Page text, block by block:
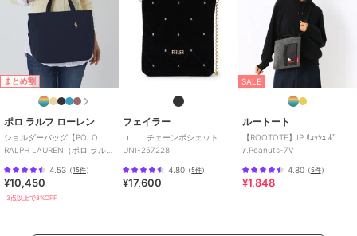
まとめ割
ポロ ラルフ ローレン
ショルダーバッグ【POLO
RALPH LAUREN（ポロ ラルフ
4.53 （15件）
¥10,450
3点以上で8%OFF
フェイラー
ユニ チェーンポシェット
UNI-257228
4.80 （5件）
¥17,600
SALE
ルートート
【ROOTOTE】IP.ｻｺｯｼｭ.ﾎﾞ
ｱ.Peanuts-7V
4.80（5件）
¥1,848